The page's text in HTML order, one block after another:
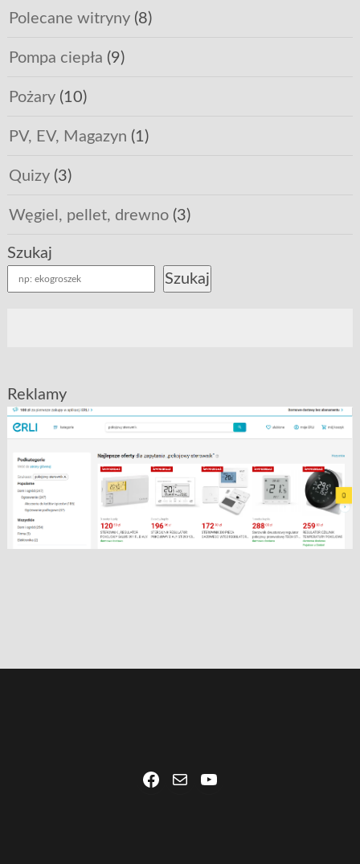
Polecane witryny(8)
Pompa ciepła (9)
Pożary(10)
PV, EV, Magazyn (1)
Quizy(3)
Węgiel, pellet, drewno(3)
Szukaj
Szukaj
Reklamy
Facebook
Mail